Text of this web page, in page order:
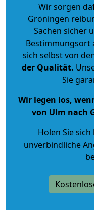
Wir sorgen
Gröningen
Sachen sicher
Bestimmungsort
sich selbst von
der Qualität.
Sie
Wir legen los,
von Ulm nach
Holen Sie
unverbindliche